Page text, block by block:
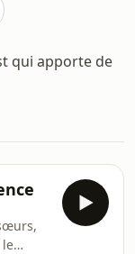
qui apporte de
le